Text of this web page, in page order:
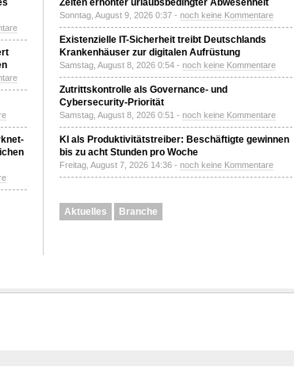
Zeiten erhöhter urlaubsbedingter Abwesenheit
Sonntag, August 9, 2026 0:37 - noch keine Kommentare
Existenzielle IT-Sicherheit treibt Deutschlands
Krankenhäuser zur digitalen Aufrüstung
Samstag, August 8, 2026 0:54 - noch keine Kommentare
Zutrittskontrolle als Governance- und
Cybersecurity-Priorität
Samstag, August 8, 2026 0:51 - noch keine Kommentare
KI als Produktivitätstreiber: Beschäftigte gewinnen
bis zu acht Stunden pro Woche
Freitag, August 7, 2026 14:36 - noch keine Kommentare
Aktuelles Branche